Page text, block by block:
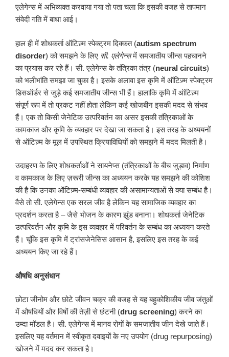
एलेगेन्स में अभिव्यक्त करवाया गया तो पता चला कि इसकी वजह से तापमान
संवेदी गति में बाधा आई।
हाल ही में शोधकर्ता ऑटिज़्म स्पेक्ट्रम दिक्कत (autism spectrum
disorder) को समझने के लिए सी. एलेगेन्समें समजातीय जीन्स पहचानने
का प्रयास कर रहे हैं। सी. एलेगेन्स के तंत्रिका तंत्र (neural circuits)
को भलीभांति समझा जा चुका है। इसके अलावा इस कृमि में ऑटिज़्म स्पेक्ट्रम
डिसऑर्डर से जुड़े कई समजातीय जीन्स भी हैं। हालाकि कृमि में ऑटिज़्म
संपूर्ण रूप में तो प्रकट नहीं होता लेकिन कई खोजबीन इसकी मदद से संभव
हैं। एक तो किसी जेनेटिक उत्परिवर्तन का असर इसकी तंत्रिकाओं के
कामकाज और कृमि के व्यवहार पर देखा जा सकता है। इस तरह के अध्ययनों
से ऑटिज़्म के मूल में उपस्थित क्रियाविधियों को समझने में मदद मिलती है।
उदाहरण के लिए शोधकर्ताओं ने सायनेप्स (तंत्रिकाओं के बीच जुड़ाव) निर्माण
व कामकाज के लिए ज़रूरी जीन्स का अध्ययन करके यह समझने की कोशिश
की है कि उनका ऑटिज़्म-सम्बंधी व्यवहार की असामान्यताओं से क्या सम्बंध है।
वैसे तो सी. एलेगेन्स एक सरल जीव है लेकिन यह सामाजिक व्यवहार का
प्रदर्शन करता है – जैसे भोजन के कारण झुंड बनाना। शोधकर्ता जेनेटिक
उत्परिवर्तन और कृमि के इस व्यवहार में परिवर्तन के सम्बंध का अध्ययन करते
हैं। चूंकि इस कृमि में ट्रांसजेनेसिस आसान है, इसलिए इस तरह के कई
अध्ययन किए जा रहे हैं।
औषधि अनुसंधान
छोटा जीनोम और छोटे जीवन चक्र की वजह से यह बहुकोशिकीय जीव जंतुओं
में औषधियों और विषों की तेज़ी से छंटनी (drug screening) करने का
उम्दा मॉडल है। सी. एलेगेन्स में मानव रोगों के समजातीय जीन देखे जाते हैं।
इसलिए यह वर्तमान में स्वीकृत दवाइयों के नए उपयोग (drug repurposing)
खोजने में मदद कर सकता है।